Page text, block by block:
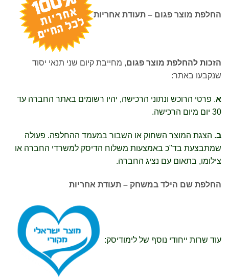
החלפת מוצר פגום – תעודת אחריות
הזכות להחלפת מוצר פגום, מחייבת קיום שני תנאי יסוד
שנקבעו באתר:
א. פרטי הרוכש ונתוני הרכישה, יהיו רשומים באתר החברה עד
30 יום מיום הרכישה.
ב. הצגת המוצר השחוק או השבור במעמד ההחלפה. פעולה
שמתבצעת בד"כ באמצעות משלוח הדיסק למשרדי החברה או
צילומו, בתאום עם נציג החברה.
החלפת שם הילד במשחק – תעודת אחריות
עוד שרות ייחודי נוסף של לימודיסק: